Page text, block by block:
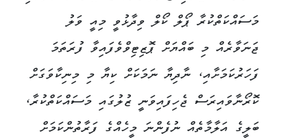
މަސައްކަތްކުރާ ޕޯލް ކޯލް ވިދާޅުވީ މިއީ ވަލު
ޖަނަވާރެއް މި ބައްޔަށް ޕޮޒިޓިވްވެފައިވާ ފުރަތަމަ
ފަހަރުކަމަށާއި، ނާދިޔާ ނަމަކަށް ކިޔާ މި މިނިކާވަގަށް
ކޮރޯނާވައިރަސް ޖެހިފައިވަނީ ޒުލުގައި މަސައްކަތްކުރާ،
ބަލީގެ އަލާމާތެއް ނުފެންނަ މީހެއްގެ ފަރާތުންކަމަށް